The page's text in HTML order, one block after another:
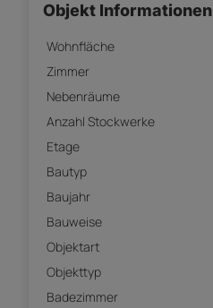
Objekt Informationen
Wohnfläche
Zimmer
Nebenräume
Anzahl Stockwerke
Etage
Bautyp
Baujahr
Bauweise
Objektart
Objekttyp
Badezimmer